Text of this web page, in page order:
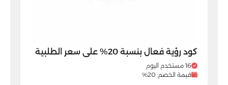
كود رؤية فعال بنسبة 20% على سعر الطلبية
16 مستخدم اليوم
قيمة الخصم: 20%